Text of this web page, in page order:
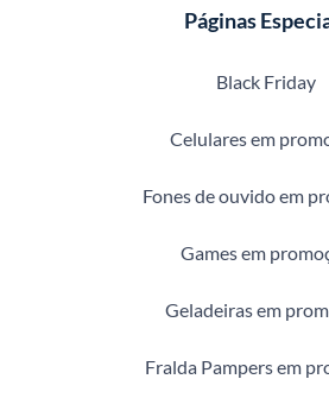
Páginas
Black Friday
Celulares em
Fones de ouvido em
Games em
Geladeiras em
Fralda Pampers em